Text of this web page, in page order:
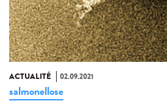
ACTUALITÉ 02.09.2021
salmonellose